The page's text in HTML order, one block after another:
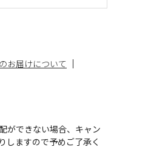
お届けについて
ができない場合、キャン
しますので予めご了承く